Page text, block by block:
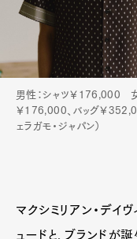
男性：シャツ￥176,000 女
￥176,000、バッグ￥
ェラガモ・ジャパン）
マクシミリアン・デイ
ュードと、ブランド